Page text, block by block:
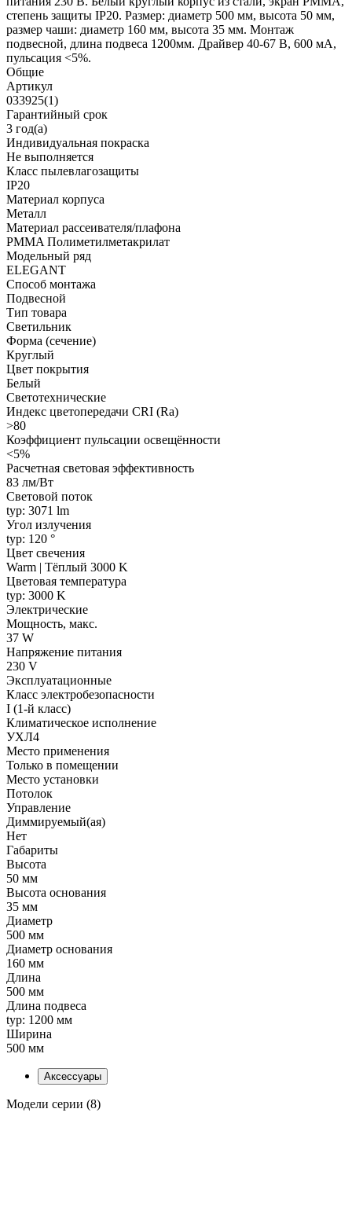
степень защиты IP20. Размер: диаметр 500 мм, высота 50 мм,
размер чаши: диаметр 160 мм, высота 35 мм. Монтаж
подвесной, длина подвеса 1200мм. Драйвер 40-67 В, 600 мА,
пульсация <5%.
Общие
Артикул
033925(1)
Гарантийный срок
3 год(а)
Индивидуальная покраска
Не выполняется
Класс пылевлагозащиты
IP20
Материал корпуса
Металл
Материал рассеивателя/плафона
PMMA Полиметилметакрилат
Модельный ряд
ELEGANT
Способ монтажа
Подвесной
Тип товара
Светильник
Форма (сечение)
Круглый
Цвет покрытия
Белый
Светотехнические
Индекс цветопередачи CRI (Ra)
>80
Коэффициент пульсации освещённости
<5%
Расчетная световая эффективность
83 лм/Вт
Световой поток
typ: 3071 lm
Угол излучения
typ: 120 °
Цвет свечения
Warm | Тёплый 3000 K
Цветовая температура
typ: 3000 K
Электрические
Мощность, макс.
37 W
Напряжение питания
230 V
Эксплуатационные
Класс электробезопасности
I (1-й класс)
Климатическое исполнение
УХЛ4
Место применения
Только в помещении
Место установки
Потолок
Управление
Диммируемый(ая)
Нет
Габариты
Высота
50 мм
Высота основания
35 мм
Диаметр
500 мм
Диаметр основания
160 мм
Длина
500 мм
Длина подвеса
typ: 1200 мм
Ширина
500 мм
Аксессуары
Модели серии (8)